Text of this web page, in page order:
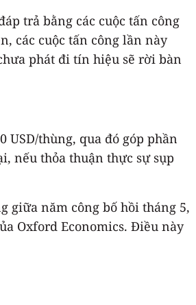
trả bằng các cuộc tấn công
các cuộc tấn công lần này
phát đi tín hiệu sẽ rời bàn
thùng, qua đó góp phần
nếu thỏa thuận thực sự sụp
giữa năm công bố hồi tháng 5,
Oxford Economics. Điều này